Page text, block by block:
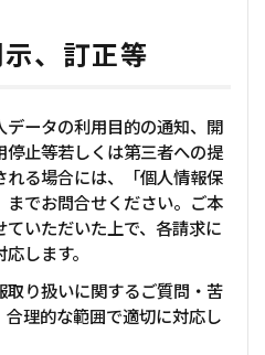
、訂正等
データの利用目的の通知、開
止等若しくは第三者への提
る場合には、「個人情報保
でお問合せください。ご本
いただいた上で、各請求に
します。
り扱いに関するご質問・苦
理的な範囲で適切に対応し